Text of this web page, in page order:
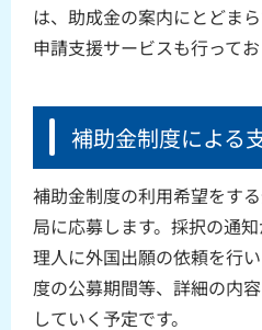
は、助成金の案内にとどま
申請支援サービスも行ってお
補助金制度による
補助金制度の利用希望をす
局に応募します。採択の通
理人に外国出願の依頼を行
度の公募期間等、詳細の内容
していく予定です。